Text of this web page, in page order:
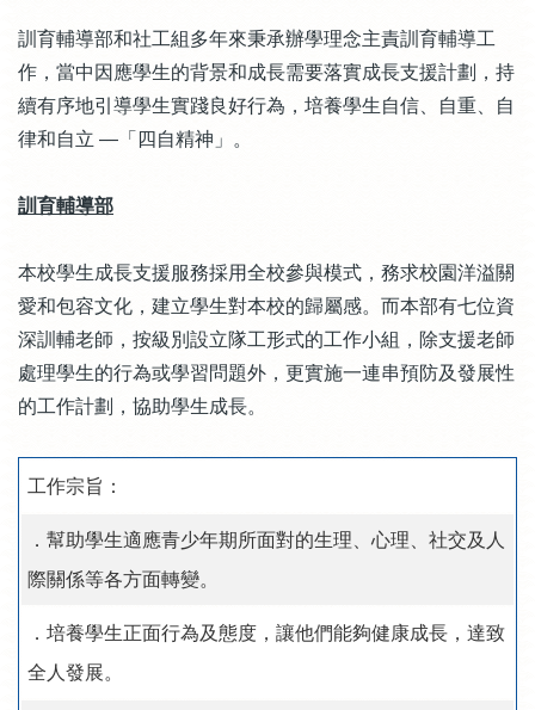
訓育輔導部和社工組多年來秉承辦學理念主責訓育輔導工
作，當中因應學生的背景和成長需要落實成長支援計劃，持
續有序地引導學生實踐良好行為，培養學生自信、自重、自
律和自立 —「四自精神」。
訓育輔導部
本校學生成長支援服務採用全校參與模式，務求校園洋溢關
愛和包容文化，建立學生對本校的歸屬感。而本部有七位資
深訓輔老師，按級別設立隊工形式的工作小組，除支援老師
處理學生的行為或學習問題外，更實施一連串預防及發展性
的工作計劃，協助學生成長。
工作宗旨：
．幫助學生適應青少年期所面對的生理、心理、社交及人
際關係等各方面轉變。
．培養學生正面行為及態度，讓他們能夠健康成長，達致
全人發展。